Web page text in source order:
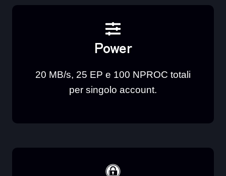
Power
20 MB/s, 25 EP e 100 NPROC totali
per singolo account.